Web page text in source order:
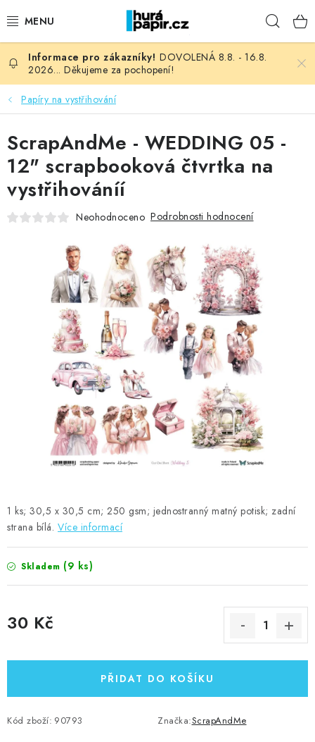
na
NOVINKY
HURÁ DÍLNA
VŠECHNO ZBOŽÍ
KNIHAŘSKÝ MATERIÁL
OBLÍBENÉ ♥️
FOTORECENZE
MOJE OBJEDNÁVKA
ZNAČKY
Kontakty Moje objednávka
Oblíbené ♥️
Hodnocení obchodu
Obchodní podmínky
Podmínky ochrany osobních údajů
Ověřování recenzí
Jak nakupovat
DOVOLENÁ 8.8. - 16.8.
2026... Děkujeme za pochopení!
Papíry na vystřihování
1 ks; 30,5 x 30,5 cm; 250 gsm; jednostranný matný potisk; zadní
strana bílá. Více informací
Skladem (9 ks)
30 Kč
PŘIDAT DO KOŠÍKU
Kód zboží: 90793 Značka:ScrapAndMe
ScrapAndMe - WEDDING 05 -
12" scrapbooková čtvrtka na
vystřihováníí
Neohodnoceno Podrobnosti hodnocení